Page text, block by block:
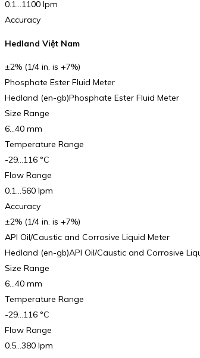
0.1…1100 lpm
Accuracy
Hedland Việt Nam
±2% (1/4 in. is +7%)
Phosphate Ester Fluid Meter
Hedland (en-gb)Phosphate Ester Fluid Meter
Size Range
6…40 mm
Temperature Range
-29…116 °C
Flow Range
0.1…560 lpm
Accuracy
±2% (1/4 in. is +7%)
API Oil/Caustic and Corrosive Liquid Meter
Hedland (en-gb)API Oil/Caustic and Corrosive
Size Range
6…40 mm
Temperature Range
-29…116 °C
Flow Range
0.5…380 lpm